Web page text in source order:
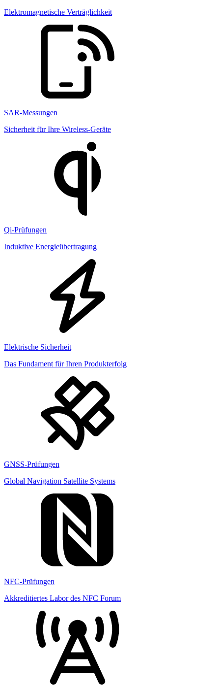
Elektromagnetische Verträglichkeit
SAR-Messungen
Sicherheit für Ihre Wireless-Geräte
Qi-Prüfungen
Induktive Energieübertragung
Elektrische Sicherheit
Das Fundament für Ihren Produkterfolg
GNSS-Prüfungen
Global Navigation Satellite Systems
NFC-Prüfungen
Akkreditiertes Labor des NFC Forum